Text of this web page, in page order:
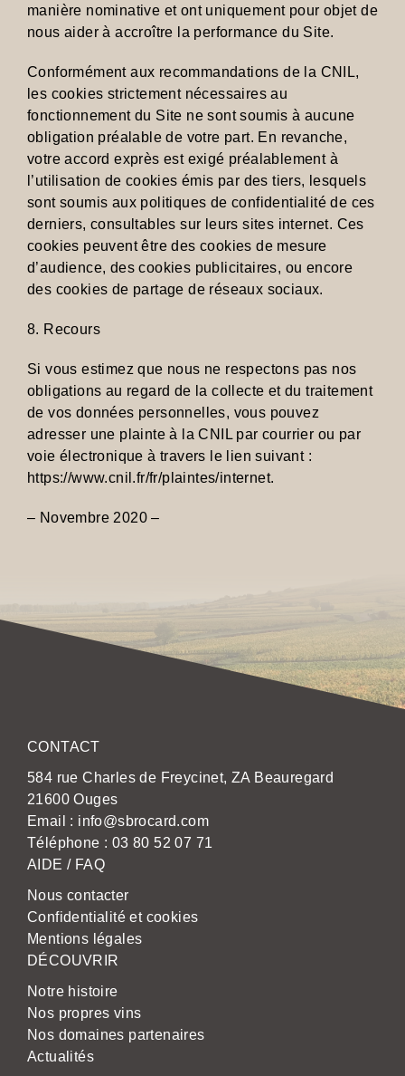
manière nominative et ont uniquement pour objet de
nous aider à accroître la performance du Site.
Conformément aux recommandations de la CNIL,
les cookies strictement nécessaires au
fonctionnement du Site ne sont soumis à aucune
obligation préalable de votre part. En revanche,
votre accord exprès est exigé préalablement à
l’utilisation de cookies émis par des tiers, lesquels
sont soumis aux politiques de confidentialité de ces
derniers, consultables sur leurs sites internet. Ces
cookies peuvent être des cookies de mesure
d’audience, des cookies publicitaires, ou encore
des cookies de partage de réseaux sociaux.
8. Recours
Si vous estimez que nous ne respectons pas nos
obligations au regard de la collecte et du traitement
de vos données personnelles, vous pouvez
adresser une plainte à la CNIL par courrier ou par
voie électronique à travers le lien suivant :
https://www.cnil.fr/fr/plaintes/internet.
– Novembre 2020 –
CONTACT
584 rue Charles de Freycinet, ZA Beauregard
21600 Ouges
Email : info@sbrocard.com
Téléphone : 03 80 52 07 71
AIDE / FAQ
Nous contacter
Confidentialité et cookies
Mentions légales
DÉCOUVRIR
Notre histoire
Nos propres vins
Nos domaines partenaires
Actualités